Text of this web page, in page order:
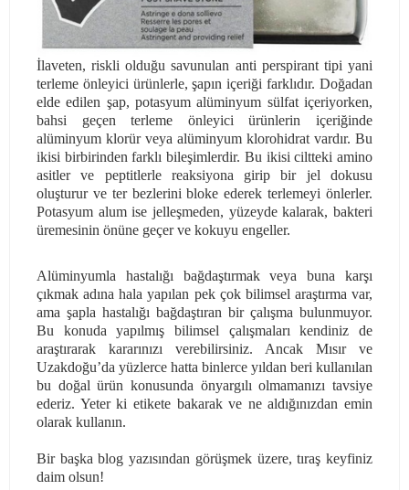
İlaveten, riskli olduğu savunulan anti perspirant tipi yani
terleme önleyici ürünlerle, şapın içeriği farklıdır. Doğadan
elde edilen şap, potasyum alüminyum sülfat içeriyorken,
bahsi geçen terleme önleyici ürünlerin içeriğinde
alüminyum klorür veya alüminyum klorohidrat vardır. Bu
ikisi birbirinden farklı bileşimlerdir. Bu ikisi ciltteki amino
asitler ve peptitlerle reaksiyona girip bir jel dokusu
oluşturur ve ter bezlerini bloke ederek terlemeyi önlerler.
Potasyum alum ise jelleşmeden, yüzeyde kalarak, bakteri
üremesinin önüne geçer ve kokuyu engeller.
Alüminyumla hastalığı bağdaştırmak veya buna karşı
çıkmak adına hala yapılan pek çok bilimsel araştırma var,
ama şapla hastalığı bağdaştıran bir çalışma bulunmuyor.
Bu konuda yapılmış bilimsel çalışmaları kendiniz de
araştırarak kararınızı verebilirsiniz. Ancak Mısır ve
Uzakdoğu’da yüzlerce hatta binlerce yıldan beri kullanılan
bu doğal ürün konusunda önyargılı olmamanızı tavsiye
ederiz. Yeter ki etikete bakarak ve ne aldığınızdan emin
olarak kullanın.
Bir başka blog yazısından görüşmek üzere, tıraş keyfiniz
daim olsun!